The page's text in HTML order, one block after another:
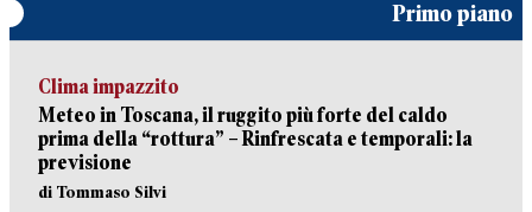
Primo piano
Clima impazzito
Meteo in Toscana, il ruggito più forte del caldo
prima della “rottura” – Rinfrescata e temporali: la
previsione
di Tommaso Silvi